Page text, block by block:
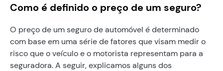
Como é definido o preço de um seguro?
O preço de um seguro de automóvel é determinado
com base em uma série de fatores que visam medir o
risco que o veículo e o motorista representam para a
seguradora. A seguir, explicamos alguns dos